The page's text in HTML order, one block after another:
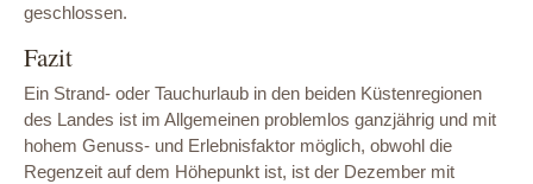
geschlossen.
Fazit
Ein Strand- oder Tauchurlaub in den beiden Küstenregionen
des Landes ist im Allgemeinen problemlos ganzjährig und mit
hohem Genuss- und Erlebnisfaktor möglich, obwohl die
Regenzeit auf dem Höhepunkt ist, ist der Dezember mit